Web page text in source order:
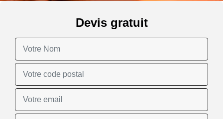
Devis gratuit